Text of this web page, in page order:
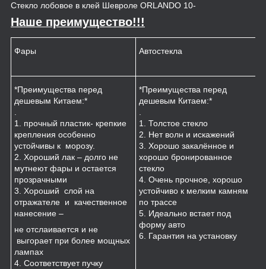
Стекло лобовое в клей Шевроле ORLANDO 10-
Наше преимущество!!!
Фары Автостекла
*Преимущества перед
дешевым Китаем:*
.
1. прочный пластик- крепкие
крепления особенно
устойчивы к морозу.
2. Хороший лак – долго не
мутнеют фары и остается
прозрачными
3. Хороший слой на
отражателе и качественное
нанесение –
не отслаивается и не
выгорает при более мощных
лампах
4. Соответствует пучку
*Преимущества перед
дешевым Китаем:*
.
1. Толстое стекло
2. Нет волн и искажений
3. Хорошо закалённое и
хорошо бронированное
стекло
4. Очень прочное, хорошо
устойчиво к мелким камням
по трассе
5. Идеально встает под
форму авто
6. Гарантия на установку